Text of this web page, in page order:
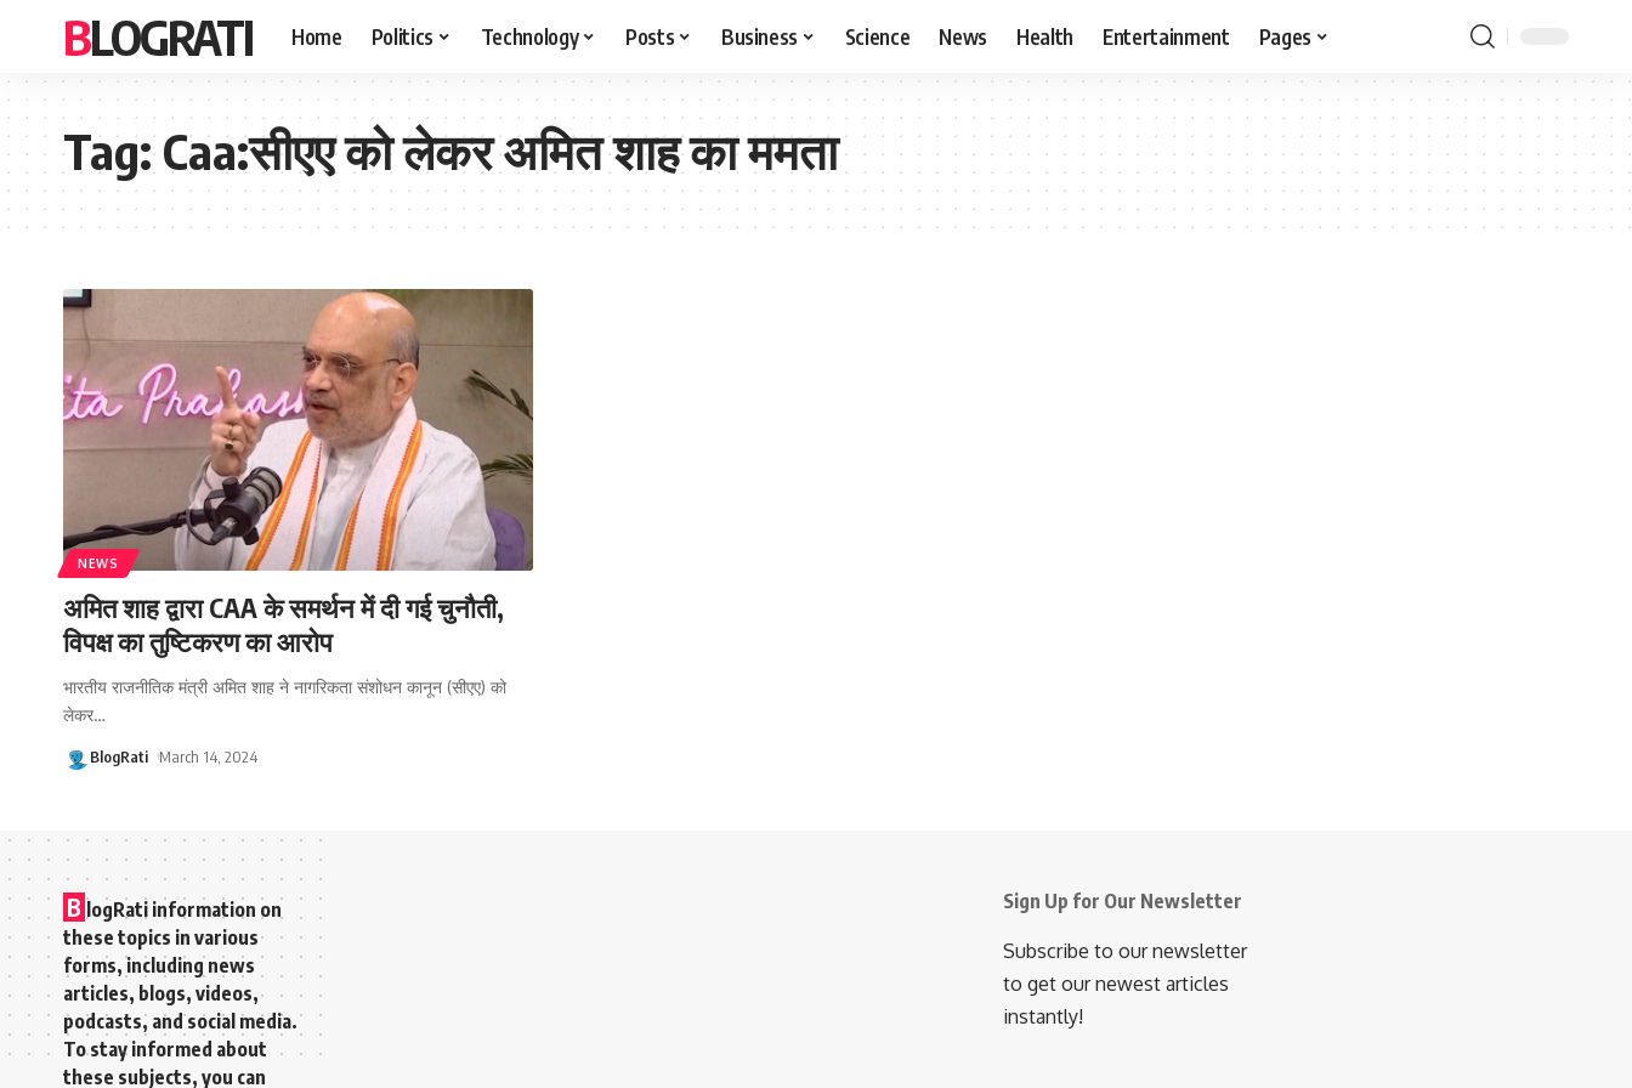
BLOGRATI Home Politics Technology Posts Business Science News Health Entertainment Pages
Tag:Caa:सीएए को लेकर अमित शाह का ममता
NEWS
अमित शाह द्वारा CAA के समर्थन में दी गई चुनौती,
विपक्ष का तुष्टिकरण का आरोप
भारतीय राजनीतिक मंत्री अमित शाह ने नागरिकता संशोधन कानून (सीएए) को
लेकर…
BlogRati March 14, 2024
B logRati information on
these topics in various
forms, including news
articles, blogs, videos,
podcasts, and social media.
To stay informed about
these subjects, you can
Sign Up for Our Newsletter
Subscribe to our newsletter
to get our newest articles
instantly!